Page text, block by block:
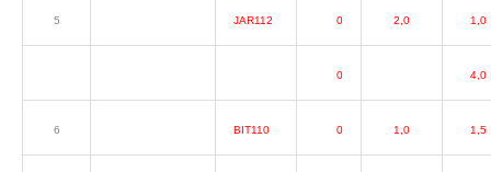
5 JAR112 0 2,0 1,0
0 4,0
6 BIT110 0 1,0 1,5